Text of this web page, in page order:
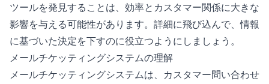
ツールを発見することは、効率とカスタマー関係に大きな
影響を与える可能性があります。詳細に飛び込んで、情報
に基づいた決定を下すのに役立つようにしましょう。
メールチケッティングシステムの理解
メールチケッティングシステムは、カスタマー問い合わせ